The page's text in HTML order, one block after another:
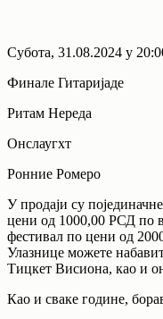
Субота, 31.08.2024 у
Финале Гитаријаде
Ритам Нереда
Онслаугхт
Ронние Ромеро
У продаји су
цени од 1000,00 РСД по
фестивал по цени од
Улазнице можете
Тицкет Висиона, као и
Као и сваке године,